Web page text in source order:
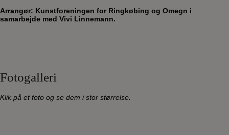
Arrangør: Kunstforeningen for Ringkøbing og Omegn i
samarbejde med Vivi Linnemann.
Fotogalleri
Klik på et foto og se dem i stor størrelse.